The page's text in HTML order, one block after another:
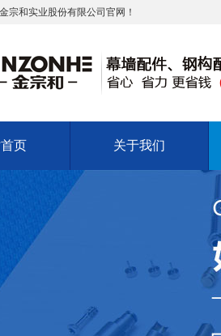
宗和实业股份有限公司官网！
页 关于我们